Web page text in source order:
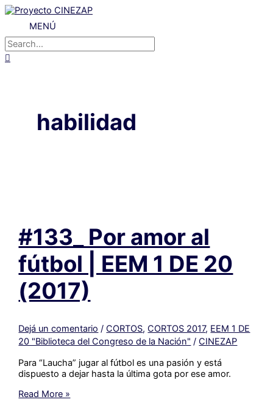
Ir
contenido
MENÚ
MENÚ
Buscar
por:
habilidad
#133_ Por amor al
fútbol | EEM 1 DE 20
(2017)
Dejá un comentario /CORTOS,CORTOS 2017, EEM 1 DE
20 "Biblioteca del Congreso de la Nación" /CINEZAP
Para “Laucha” jugar al fútbol es una pasión y está
dispuesto a dejar hasta la última gota por ese amor.
#133_
Read More »